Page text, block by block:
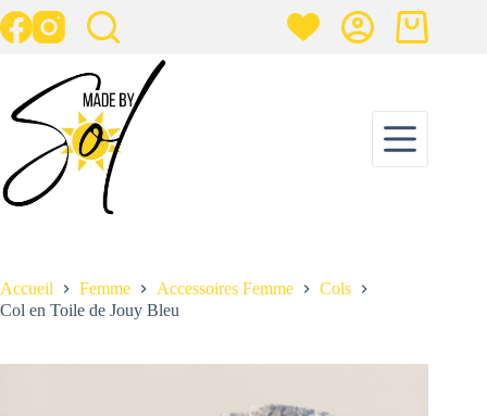
Passer
au
contenu
25,00 € 1 en stock
Panier
Accueil Femme Accessoires Femme
Cols
Col en Toile de Jouy Bleu